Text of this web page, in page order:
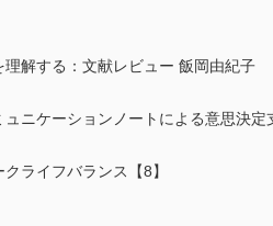
解する：文献レビュー 飯岡由紀子
ュニケーションノートによる意思決
ライフバランス【8】